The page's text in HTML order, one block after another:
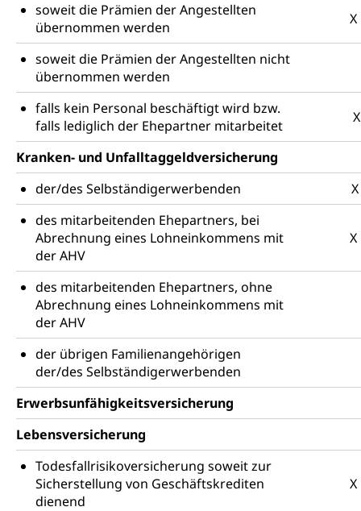
soweit die Prämien der Angestellten
übernommen werden
X
soweit die Prämien der Angestellten nicht
übernommen werden
falls kein Personal beschäftigt wird bzw.
falls lediglich der Ehepartner mitarbeitet
X
Kranken- und Unfalltaggeldversicherung
der/des Selbständigerwerbenden
X
des mitarbeitenden Ehepartners, bei
Abrechnung eines Lohneinkommens mit
der AHV
X
des mitarbeitenden Ehepartners, ohne
Abrechnung eines Lohneinkommens mit
der AHV
der übrigen Familienangehörigen
der/des Selbständigerwerbenden
Erwerbsunfähigkeitsversicherung
Lebensversicherung
Todesfallrisikoversicherung soweit zur
Sicherstellung von Geschäftskrediten
dienend
X